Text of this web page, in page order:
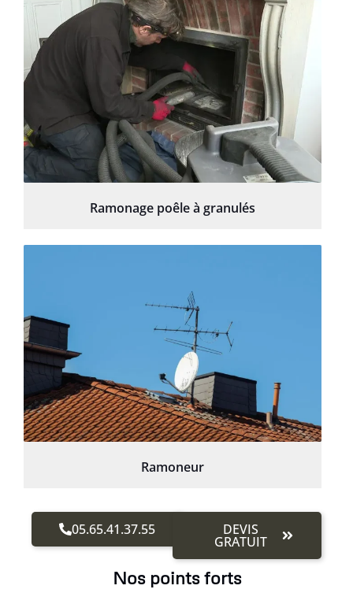
Ramonage poêle à granulés
Ramoneur
05.65.41.37.55 DEVIS
GRATUIT
Nos points forts